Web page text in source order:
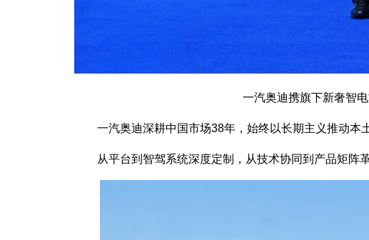
一汽奥迪携旗下新奢智
一汽奥迪深耕中国市场38年，始终以长期主义推动本
从平台到智驾系统深度定制，从技术协同到产品矩阵